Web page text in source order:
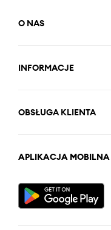
O NAS
INFORMACJE
OBSŁUGA KLIENTA
APLIKACJA MOBILNA